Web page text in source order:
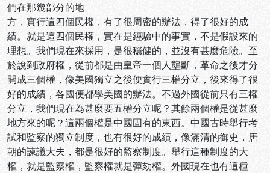
們在那幾部分的地
方，實行這四個民權，有了很周密的辦法，得了很好的成
績。就是這四個民權，實在是經驗中的事實，不是假設來的
理想。我們現在來採用，是很穩健的，並沒有甚麼危險。至
於說到政府權，從前都是由皇帝一個人壟斷，革命之後才分
開成三個權，像美國獨立之後便實行三權分立，後來得了很
好的成績，各國便都學美國的辦法。不過外國從前只有三權
分立，我們現在為甚麼要五權分立呢？其餘兩個權是從甚麼
地方來的呢？這兩個權是中國固有的東西。中國古時舉行考
試和監察的獨立制度，也有很好的成績，像滿清的御史，唐
朝的諫議大夫，都是很好的監察制度。舉行這種制度的大
權，就是監察權，監察權就是彈劾權。外國現在也有這種